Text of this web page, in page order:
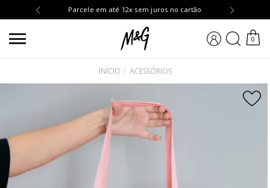
Parcele em até 12x sem juros no cartão
0
INÍCIO ACESSÓRIOS